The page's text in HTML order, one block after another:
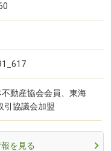
動産協会会員、東海
引協議会加盟
を見る